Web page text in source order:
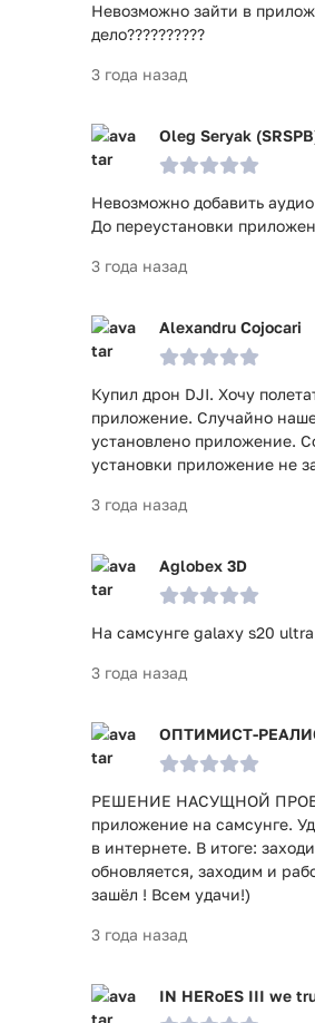
Невозможно зайти в
дело??????????
3 года назад
Oleg Seryak
Невозможно добавить
До переустановки
3 года назад
Alexandru Cojocari
Купил дрон DJI. Хочу
приложение. Случайно
установлено приложение.
установки приложение не
3 года назад
Aglobex 3D
На самсунге galaxy s20
3 года назад
ОПТИМИСТ-
РЕШЕНИЕ НАСУЩНОЙ
приложение на самсунге.
в интернете. В итоге:
обновляется, заходим и
зашёл ! Всем удачи!)
3 года назад
IN HERoES III we